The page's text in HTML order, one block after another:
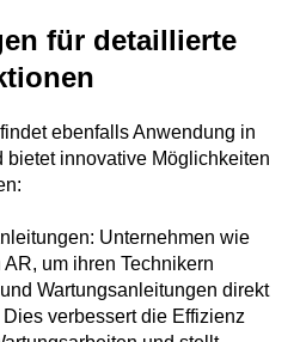
für detaillierte
ebenfalls Anwendung in
bietet innovative Möglichkeiten
Unternehmen wie
um ihren Technikern
Wartungsanleitungen direkt
verbessert die Effizienz